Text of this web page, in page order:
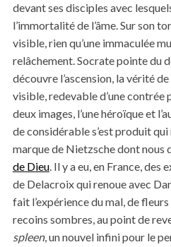
devant ses disciples avec
l’immortalité de l’âme. Sur son
visible, rien qu’une immaculée
relâchement. Socrate pointe du
découvre l’ascension, la vérité
visible, redevable d’une contrée
deux images, l’une héroïque et
de considérable s’est produit
marque de Nietzsche dont nous
de Dieu. Il y a eu, en France, des
de Delacroix qui renoue avec
fait l’expérience du mal, de
recoins sombres, au point de
spleen, un nouvel infini pour le